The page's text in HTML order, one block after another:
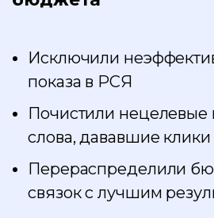
Исключили
показа в РСЯ
Почистили нецелевые
слова, дававшие клики
Перераспределили
связок с лучшим